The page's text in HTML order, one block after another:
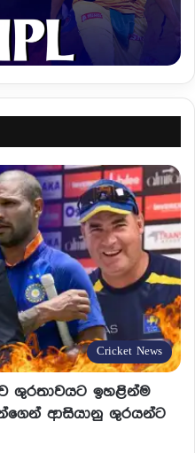
Cricket News
ශුරතාවයට ඉහළින්ම
ආසියානු ශුරයන්ට